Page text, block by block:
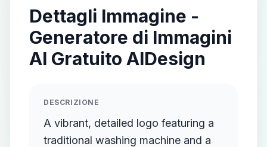
Dettagli Immagine -
Generatore di Immagini
AI Gratuito AIDesign
DESCRIZIONE
A vibrant, detailed logo featuring a
traditional washing machine and a